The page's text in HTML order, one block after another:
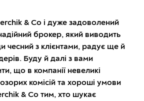
& Co і дуже задоволений
брокер, який виводить
чесний з клієнтами, радує ще й
Буду й далі з вами
що в компанії невеликі
комісій та хороші умови
& Co тим, хто шукає